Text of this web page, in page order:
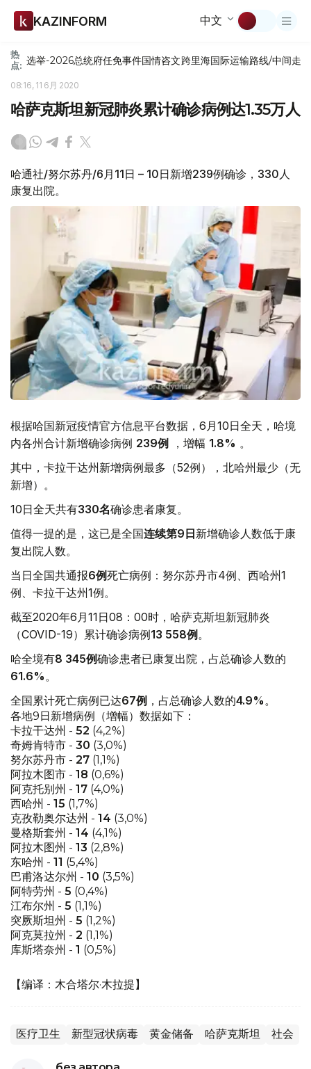
KAZINFORM 中文
热
点: 选举-2026总统府任免事件国情咨文跨里海国际运输路线/中间走廊
08:16, 11 6月 2020
哈萨克斯坦新冠肺炎累计确诊病例达1.35万人
哈通社/努尔苏丹/6月11日 – 10日新增239例确诊，330人
康复出院。
根据哈国新冠疫情官方信息平台数据，6月10日全天，哈境
内各州合计新增确诊病例 239例 ，增幅 1.8% 。
其中，卡拉干达州新增病例最多（52例），北哈州最少（无
新增）。
10日全天共有330名确诊患者康复。
值得一提的是，这已是全国连续第9 日新增确诊人数低于康
复出院人数。
当日全国共通报6例死亡病例：努尔苏丹市4例、西哈州1
例、卡拉干达州1例。
截至2020年6月11日08：00时，哈萨克斯坦新冠肺炎
（COVID-19）累计确诊病例13 558例 。
哈全境有8 345例确诊患者已康复出院，占总确诊人数的
61.6%。
全国累计死亡病例已达67例 ，占总确诊人数的4.9%。
各地9日新增病例（增幅）数据如下：
卡拉干达州 - 52 (4,2%)
奇姆肯特市 - 30 (3,0%)
努尔苏丹市 - 27 (1,1%)
阿拉木图市 - 18 (0,6%)
阿克托别州 - 17 (4,0%)
西哈州 - 15 (1,7%)
克孜勒奥尔达州 - 14 (3,0%)
曼格斯套州 - 14 (4,1%)
阿拉木图州 - 13 (2,8%)
东哈州 - 11 (5,4%)
巴甫洛达尔州 - 10 (3,5%)
阿特劳州 - 5 (0,4%)
江布尔州 - 5 (1,1%)
突厥斯坦州 - 5 (1,2%)
阿克莫拉州 - 2 (1,1%)
库斯塔奈州 - 1 (0,5%)
【编译：木合塔尔·木拉提】
医疗卫生 新型冠状病毒 黄金储备 哈萨克斯坦 社会